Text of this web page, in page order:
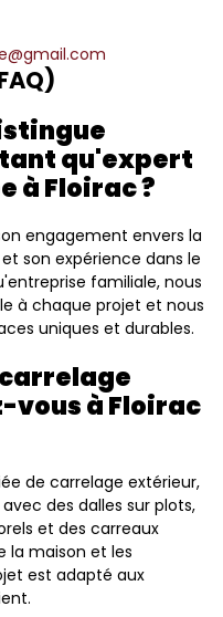
qu'expert
à Floirac ?
engagement envers la
son expérience dans le
familiale, nous
à chaque projet et nous
uniques et durables.
carrelage
à Floirac
de carrelage extérieur,
des dalles sur plots,
et des carreaux
la maison et les
est adapté aux